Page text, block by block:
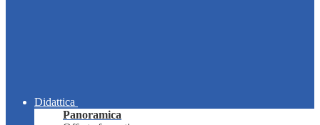
Didattica
Panoramica